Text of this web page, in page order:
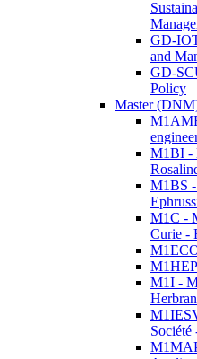
GD-
and
GD-
Policy
Master
M1BI -
M1BS
M1C -
Curie -
M1I -